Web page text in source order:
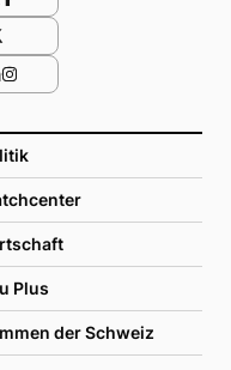
Plus
der Schweiz